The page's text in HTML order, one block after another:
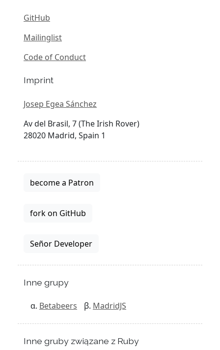
GitHub
Mailinglist
Code of Conduct
Imprint
Josep Egea Sánchez
Av del Brasil, 7 (The Irish Rover)
28020 Madrid, Spain 1
become a Patron
fork on GitHub
Señor Developer
Inne grupy
Betabeers MadridJS
Inne gruby związane z Ruby